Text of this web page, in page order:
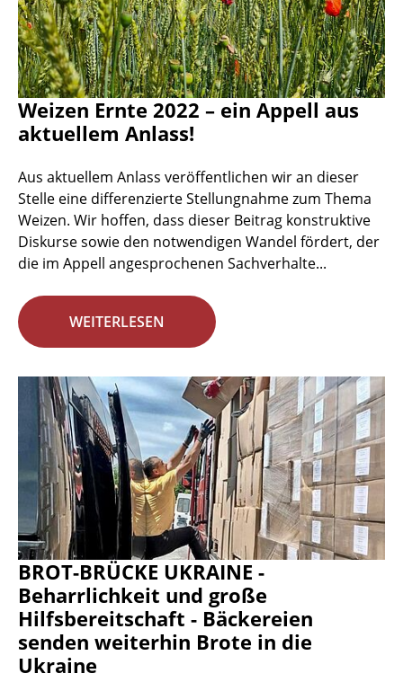
Weizen Ernte 2022 – ein Appell aus
aktuellem Anlass!
Aus aktuellem Anlass veröffentlichen wir an dieser
Stelle eine differenzierte Stellungnahme zum Thema
Weizen. Wir hoffen, dass dieser Beitrag konstruktive
Diskurse sowie den notwendigen Wandel fördert, der
die im Appell angesprochenen Sachverhalte...
WEITERLESEN
BROT-BRÜCKE UKRAINE -
Beharrlichkeit und große
Hilfsbereitschaft - Bäckereien
senden weiterhin Brote in die
Ukraine